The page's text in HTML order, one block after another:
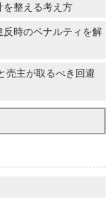
を整える考え方
時のペナルティを解
売主が取るべき回避